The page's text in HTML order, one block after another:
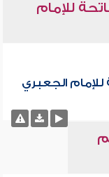
للإمام
الجعبري